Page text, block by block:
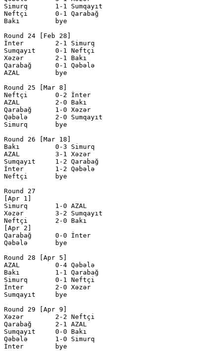
Simurq       1-1 Sumqayıt
Neftçi       0-1 Qarabağ
Bakı         bye
Round 24 [Feb 28]
İnter        2-1 Simurq
Sumqayıt     0-1 Neftçi
Xəzər        2-1 Bakı
Qarabağ      0-1 Qəbələ
AZAL         bye
Round 25 [Mar 8]
Neftçi       0-2 İnter
AZAL         2-0 Bakı
Qarabağ      1-0 Xəzər
Qəbələ       2-0 Sumqayıt
Simurq       bye
Round 26 [Mar 18]
Bakı         0-3 Simurq
AZAL         3-1 Xəzər
Sumqayıt     1-2 Qarabağ
İnter        1-2 Qəbələ
Neftçi       bye
Round 27
[Apr 1]
Simurq       1-0 AZAL
Xəzər        3-2 Sumqayıt
Neftçi       2-0 Bakı
[Apr 2]
Qarabağ      0-0 İnter
Qəbələ       bye
Round 28 [Apr 5]
AZAL         0-4 Qəbələ
Bakı         1-1 Qarabağ
Simurq       0-1 Neftçi
İnter        2-0 Xəzər
Sumqayıt     bye
Round 29 [Apr 9]
Xəzər        2-2 Neftçi
Qarabağ      2-1 AZAL
Sumqayıt     0-0 Bakı
Qəbələ       1-0 Simurq
İnter        bye